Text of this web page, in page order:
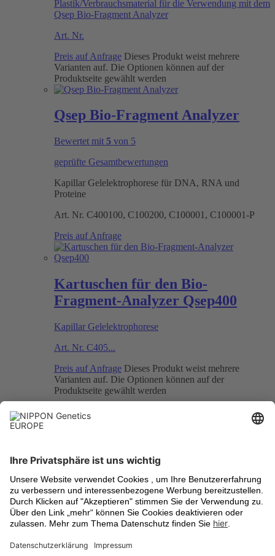
Plastik/Verbrauchsmaterial für die Verwendung mit dem
Qsep Bio-Fragment Analyzer
Art. Nr.
Preis auf Anfrage Dieses Produkt weist mehrere
Varianten auf. Die Optionen können auf der
Produktseite gewählt werden
Qsep Bio-Fragment Analyzer
Bewertet mit 5 von 5
geprüfte Gesamtbewertungen
Kapillar Gelelektrophorese für DNA, RNA und
Proteine
Art. Nr. C400100, C100200, C100001, C100001-P
Preis auf Anfrage
Kartuschen für den Bio-
Fragment-Analyzer Qsep400
Kapillar Gelelektrophorese
Art. Nr. C405...
Preis auf Anfrage Dieses Produkt weist mehrere
Varianten auf. Die Optionen können auf der
Produktseite gewählt werden
NIPPON Genetics EUROPE
Kontakt
Über uns
Ihre Meinung ist uns wichtig
Karriere
Zertifizierungen & Auszeichnungen
NIPPON Genetics Japan